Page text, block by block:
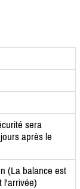
sera
jours après le
(La balance est
l'arrivée)